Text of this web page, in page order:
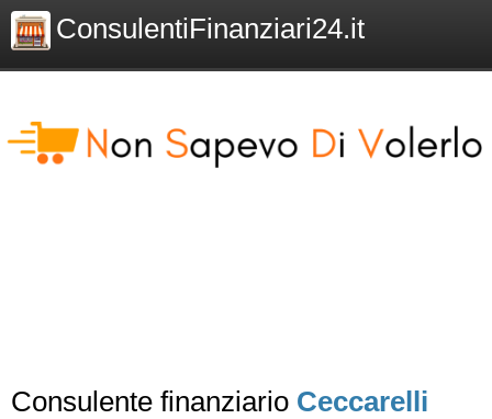
ConsulentiFinanziari24.it
Consulente finanziario Ceccarelli